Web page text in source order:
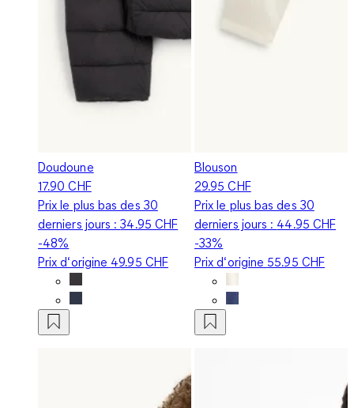
Doudoune
17.90 CHF
Prix le plus bas des 30
derniers jours :34.95 CHF
-48%
Prix d‘origine 49.95 CHF
Blouson
29.95 CHF
Prix le plus bas des 30
derniers jours : 44.95 CHF
-33%
Prix d‘origine 55.95 CHF